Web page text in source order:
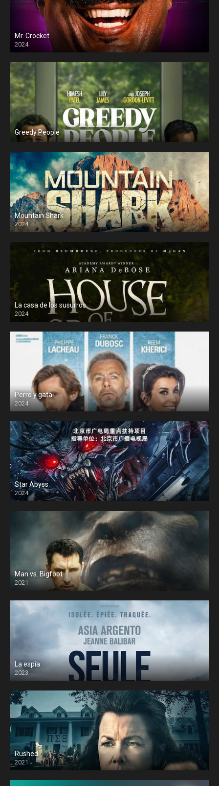
Mr. Crocket
2024
Greedy People
Mountain Shark
2024
La casa de los susurros
2024
Perro y gata
2024
Star Abyss
2024
Man vs. Bigfoot
2021
La espía
2023
Rushed
2021